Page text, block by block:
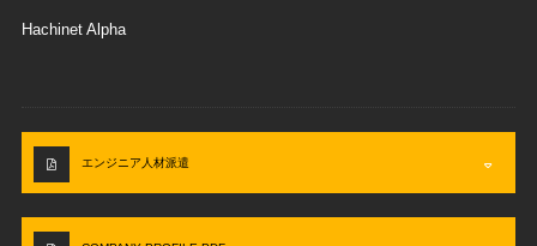
Hachinet Alpha
エンジニア人材派遣